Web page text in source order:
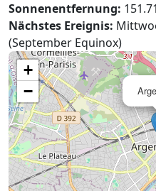
Sonnenentfernung:
Nächstes Ereignis:
(September Equinox)
+
−